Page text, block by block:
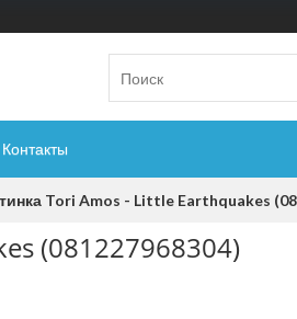
Контакты
Tori Amos - Little Earthquakes
(081227968304)